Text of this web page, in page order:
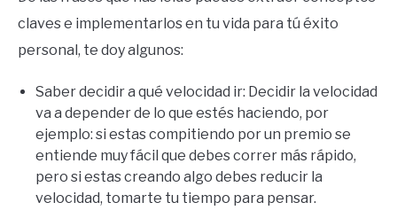
claves e implementarlos en tu vida para tú éxito
personal, te doy algunos:
Saber decidir a qué velocidad ir: Decidir la velocidad
va a depender de lo que estés haciendo, por
ejemplo: si estas compitiendo por un premio se
entiende muy fácil que debes correr más rápido,
pero si estas creando algo debes reducir la
velocidad, tomarte tu tiempo para pensar.